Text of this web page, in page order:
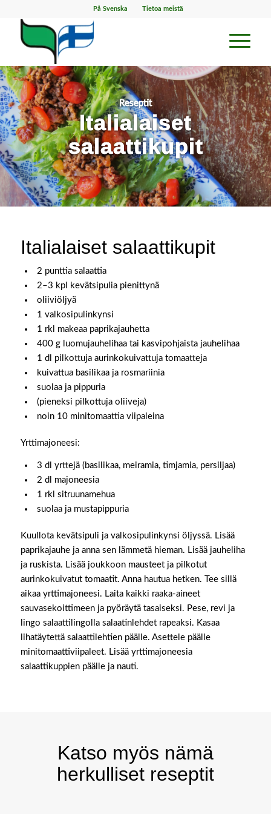
På Svenska Tietoa meistä
Reseptit
Italialaiset
salaattikupit
Italialaiset salaattikupit
2 punttia salaattia
2–3 kpl kevätsipulia pienittynä
oliiviöljyä
1 valkosipulinkynsi
1 rkl makeaa paprikajauhetta
400 g luomujauhelihaa tai kasvipohjaista jauhelihaa
1 dl pilkottuja aurinkokuivattuja tomaatteja
kuivattua basilikaa ja rosmariinia
suolaa ja pippuria
(pieneksi pilkottuja oliiveja)
noin 10 minitomaattia viipaleina
Yrttimajoneesi:
3 dl yrttejä (basilikaa, meiramia, timjamia, persiljaa)
2 dl majoneesia
1 rkl sitruunamehua
suolaa ja mustapippuria
Kuullota kevätsipuli ja valkosipulinkynsi öljyssä. Lisää
paprikajauhe ja anna sen lämmetä hieman. Lisää jauheliha
ja ruskista. Lisää joukkoon mausteet ja pilkotut
aurinkokuivatut tomaatit. Anna hautua hetken. Tee sillä
aikaa yrttimajoneesi. Laita kaikki raaka-aineet
sauvasekoittimeen ja pyöräytä tasaiseksi. Pese, revi ja
lingo salaattilingolla salaatinlehdet rapeaksi. Kasaa
lihatäytettä salaattilehtien päälle. Asettele päälle
minitomaattiviipaleet. Lisää yrttimajoneesia
salaattikuppien päälle ja nauti.
Katso myös nämä
herkulliset reseptit